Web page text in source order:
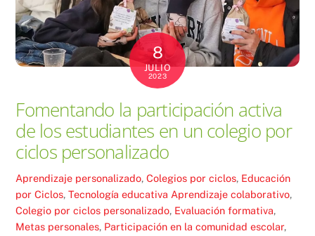
8
JULIO
2023
Fomentando la participación activa
de los estudiantes en un colegio por
ciclos personalizado
Aprendizaje personalizado,Colegios por ciclos, Educación
por Ciclos,Tecnología educativa Aprendizaje colaborativo,
Colegio por ciclos personalizado, Evaluación formativa,
Metas personales, Participación en la comunidad escolar,